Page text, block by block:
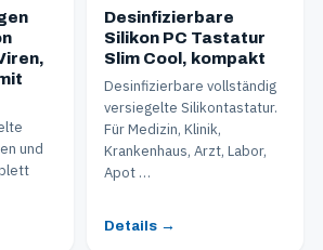
und
Desinfizierbare
Silikon PC Tastatur
Slim Cool, kompakt
Desinfizierbare vollständig
versiegelte Silikontastatur.
Für Medizin, Klinik,
Krankenhaus, Arzt, Labor,
Apot …
Details →